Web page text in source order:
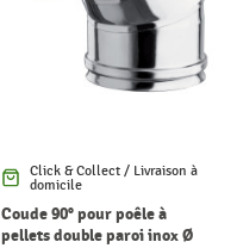
Click & Collect / Livraison à
domicile
Coude 90° pour poêle à
pellets double paroi inox Ø